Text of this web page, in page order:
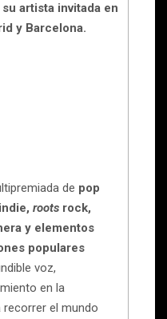
su artista invitada en
y Barcelona.
de pop
roots rock,
y elementos
populares
voz,
en la
recorrer el mundo